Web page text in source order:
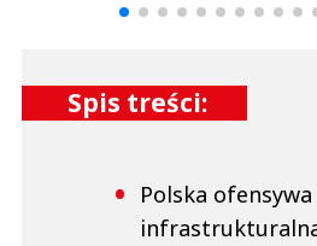
Spis treści:
Polska ofensywa